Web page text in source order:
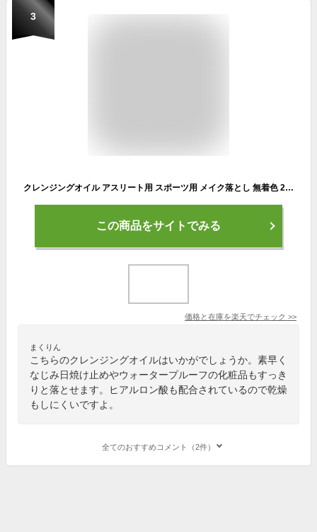
3
クレンジングオイル アスリート用 スポーツ用 メイク落とし 無着色 200ml 肌バリア機能 日焼け止めクレンジング アグレッシブデザイン ウォータープルーフ Aggressive Desigin Waterproof Cleansing Oil/S
この商品をサイトでみる
価格と在庫を楽天でチェック >>
まくりん
こちらのクレンジングオイルはいかがでしょうか。素早く
なじみ日焼け止めやウォータープルーフの化粧品もすっき
りと落とせます。ヒアルロン酸も配合されているので乾燥
もしにくいですよ。
全てのおすすめコメント（2件）